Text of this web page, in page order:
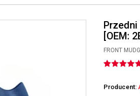
Przedni
[OEM:
FRONT
Producent: